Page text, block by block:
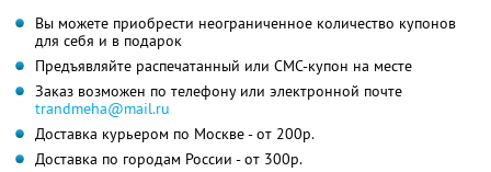
Вы можете приобрести неограниченное количество купонов
для себя и в подарок
Предъявляйте распечатанный или СМС-купон на месте
Заказ возможен по телефону или электронной почте
trandmeha@mail.ru
Доставка курьером по Москве - от 200р.
Доставка по городам России - от 300р.